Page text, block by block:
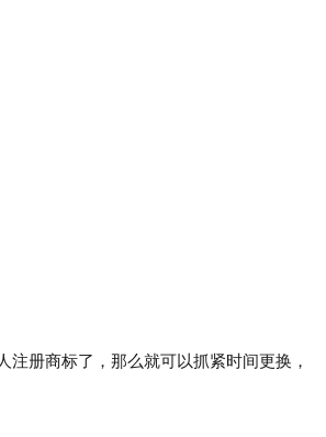
注册商标了，那么就可以抓紧时间更换，